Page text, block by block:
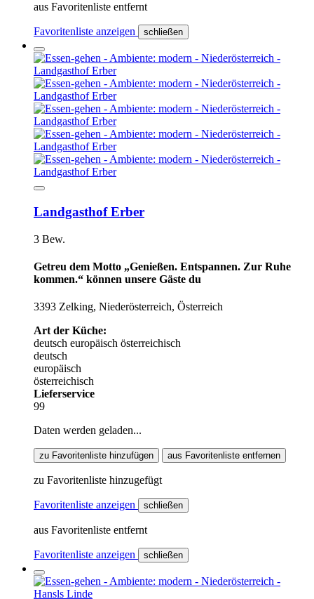
aus Favoritenliste entfernt
Favoritenliste anzeigen schließen
Landgasthof Erber
3 Bew.
Getreu dem Motto „Genießen. Entspannen. Zur Ruhe
kommen.“ können unsere Gäste du
3393 Zelking, Niederösterreich, Österreich
Art der Küche:
deutsch europäisch österreichisch
deutsch
europäisch
österreichisch
Lieferservice
99
Daten werden geladen...
zu Favoritenliste hinzufügen aus Favoritenliste entfernen
zu Favoritenliste hinzugefügt
Favoritenliste anzeigen schließen
aus Favoritenliste entfernt
Favoritenliste anzeigen schließen